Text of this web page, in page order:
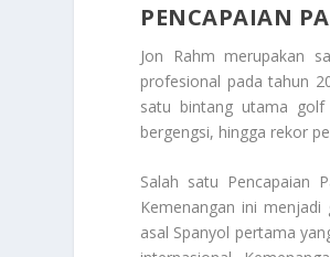
PENCAPAIAN
Jon Rahm merupakan
profesional pada tahun
satu bintang utama golf
bergengsi, hingga rekor
Salah satu Pencapaian
Kemenangan ini
asal Spanyol pertama